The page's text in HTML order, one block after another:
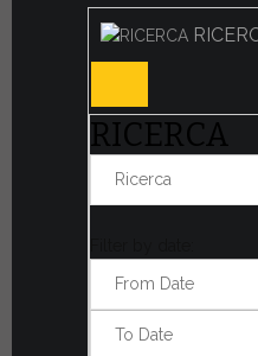
RICERCA